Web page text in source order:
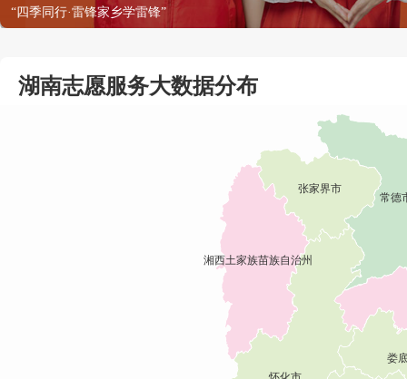
学雷锋做志愿，共同奋进十五五
湖南志愿服务大数据分布